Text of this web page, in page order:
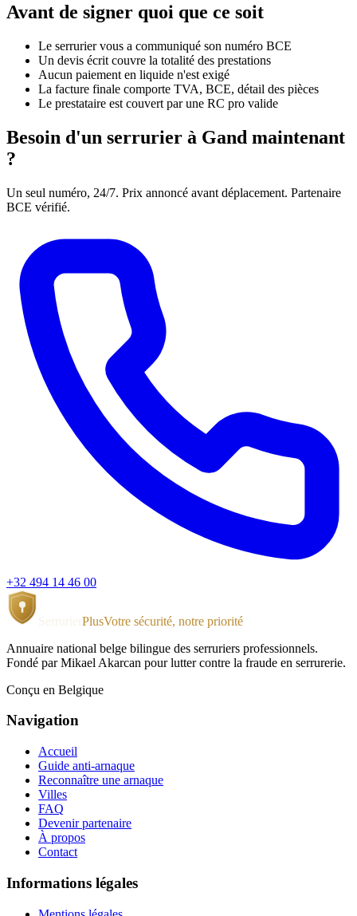
Avant de signer quoi que ce soit
Le serrurier vous a communiqué son numéro BCE
Un devis écrit couvre la totalité des prestations
Aucun paiement en liquide n'est exigé
La facture finale comporte TVA, BCE, détail des pièces
Le prestataire est couvert par une RC pro valide
Besoin d'un serrurier à Gand maintenant
?
Un seul numéro, 24/7. Prix annoncé avant déplacement. Partenaire
BCE vérifié.
+32 494 14 46 00
Serrurier PlusVotre sécurité, notre priorité
Annuaire national belge bilingue des serruriers professionnels.
Fondé par Mikael Akarcan pour lutter contre la fraude en serrurerie.
Conçu en Belgique
Navigation
Accueil
Guide anti-arnaque
Reconnaître une arnaque
Villes
FAQ
Devenir partenaire
À propos
Contact
Informations légales